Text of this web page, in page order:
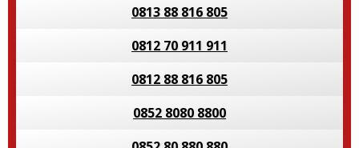
0813 88 816 805
0812 70 911 911
0812 88 816 805
0852 8080 8800